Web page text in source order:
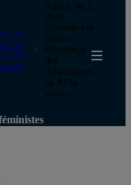
de
Agora, no.2,
2011,
«Blanches et
Noires:
Histoire(s)
des
Américaines
au XIXe
siècle»